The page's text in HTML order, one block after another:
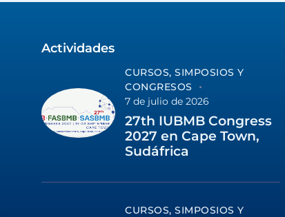
Actividades
CURSOS, SIMPOSIOS Y
CONGRESOS
7 de julio de 2026
27th IUBMB Congress
2027 en Cape Town,
Sudáfrica
CURSOS, SIMPOSIOS Y